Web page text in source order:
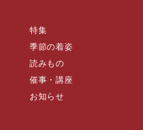
特集
季節の着姿
読みもの
催事・講座
お知らせ